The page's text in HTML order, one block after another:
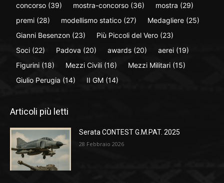
concorso (39) mostra-concorso (36) mostra (29)
premi (28) modellismo statico (27) Medagliere (25)
Gianni Besenzon (23) Più Piccoli del Vero (23)
Soci (22) Padova (20) awards (20) aerei (19)
Figurini (18) Mezzi Civili (16) Mezzi Militari (15)
Giulio Perugia (14) II GM (14)
Articoli più letti
Serata CONTEST G.M.PAT. 2025
28 Febbraio 2026